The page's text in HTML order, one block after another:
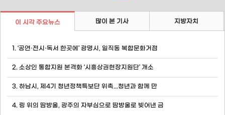
통해 재단은 경기도 내 주소지를 둔 공군
전역간부와 전역예정자를 우선으로 고용
지원서비스를 연계하고,공군과 함께 맞춤
이 시각 주요뉴스 많이 본 기사 지방자치
1. ‘공연·전시·독서 한곳에’ 광명시, 일직동 복합문화거점
2. 소상인 통합지원 본격화 ‘시흥상권현장지원단’ 개소
3. 하남시, 제4기 청년정책특보단 위촉...청년과 함께 만
4. 링 위의 땀방울, 광주의 자부심으로 땀방울로 빚어낸 금